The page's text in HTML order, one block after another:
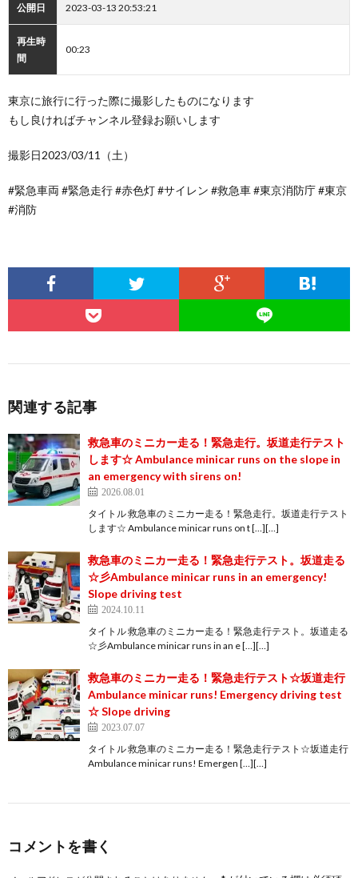
公開日 2023-03-13 20:53:21
再生時
間
00:23
東京に旅行に行った際に撮影したものになります
もし良ければチャンネル登録お願いします
撮影日2023/03/11（土）
#緊急車両 #緊急走行 #赤色灯 #サイレン #救急車 #東京消防庁 #東京
#消防
関連する記事
救急車のミニカー走る！緊急走行。坂道走行テスト
します☆ Ambulance minicar runs on the slope in
an emergency with sirens on!
2026.08.01
タイトル 救急車のミニカー走る！緊急走行。坂道走行テスト
します☆ Ambulance minicar runs on t […][…]
救急車のミニカー走る！緊急走行テスト。坂道走る
☆彡Ambulance minicar runs in an emergency!
Slope driving test
2024.10.11
タイトル 救急車のミニカー走る！緊急走行テスト。坂道走る
☆彡Ambulance minicar runs in an e […][…]
救急車のミニカー走る！緊急走行テスト☆坂道走行
Ambulance minicar runs! Emergency driving test
☆ Slope driving
2023.07.07
タイトル 救急車のミニカー走る！緊急走行テスト☆坂道走行
Ambulance minicar runs! Emergen […][…]
コメントを書く